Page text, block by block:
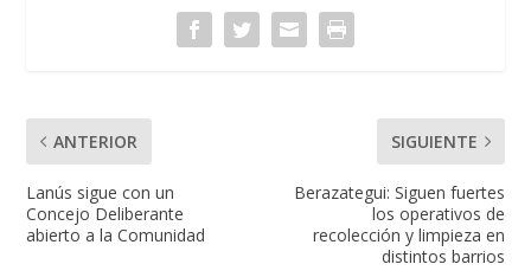
ANTERIOR
Lanús sigue con un
Concejo Deliberante
abierto a la Comunidad
SIGUIENTE
Berazategui: Siguen fuertes
los operativos de
recolección y limpieza en
distintos barrios